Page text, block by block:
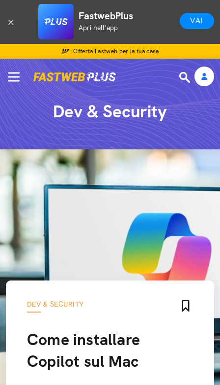
FastwebPlus
Apri nell'app
VAI
Offerta Fastweb per la tua casa
Dev & Security
DEV & SECURITY
Come installare
Copilot sul Mac